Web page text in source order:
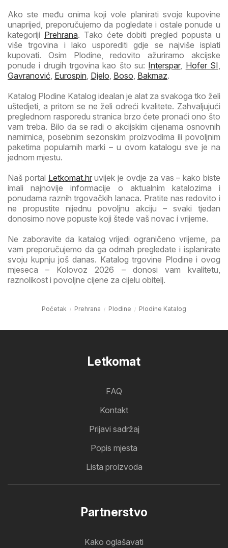
Ako ste među onima koji vole planirati svoje kupovine
unaprijed, preporučujemo da pogledate i ostale ponude u
kategoriji Prehrana. Tako ćete dobiti pregled popusta u
više trgovina i lako usporediti gdje se najviše isplati
kupovati. Osim Plodine, redovito ažuriramo akcijske
ponude i drugih trgovina kao što su: Interspar, Hofer SI,
Gavranović, Eurospin, Djelo, Boso, Bakmaz.
Katalog Plodine Katalog idealan je alat za svakoga tko želi
uštedjeti, a pritom se ne želi odreći kvalitete. Zahvaljujući
preglednom rasporedu stranica brzo ćete pronaći ono što
vam treba. Bilo da se radi o akcijskim cijenama osnovnih
namirnica, posebnim sezonskim proizvodima ili povoljnim
paketima popularnih marki – u ovom katalogu sve je na
jednom mjestu.
Naš portal Letkomat.hruvijek je ovdje za vas – kako biste
imali najnovije informacije o aktualnim katalozima i
ponudama raznih trgovačkih lanaca. Pratite nas redovito i
ne propustite nijednu povoljnu akciju – svaki tjedan
donosimo nove popuste koji štede vaš novac i vrijeme.
Ne zaboravite da katalog vrijedi ograničeno vrijeme, pa
vam preporučujemo da ga odmah pregledate i isplanirate
svoju kupnju još danas. Katalog trgovine Plodine i ovog
mjeseca – Kolovoz 2026 – donosi vam kvalitetu,
raznolikost i povoljne cijene za cijelu obitelj.
Početak Prehrana Plodine Plodine Katalog
Letkomat
FAQ
Kontakt
Prijavi sadržaj
Popis mjesta
Lista proizvoda
Partnerstvo
Kako oglašavati